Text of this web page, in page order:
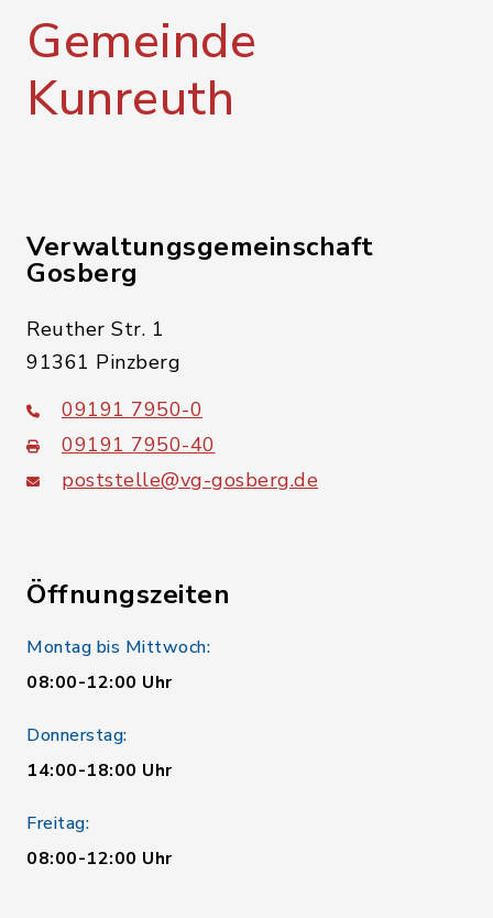
Gemeinde
Kunreuth
Verwaltungsgemeinschaft
Gosberg
Reuther Str. 1
91361 Pinzberg
09191 7950-0
09191 7950-40
poststelle@vg-gosberg.de
Öffnungszeiten
Montag bis Mittwoch:
08:00-12:00 Uhr
Donnerstag:
14:00-18:00 Uhr
Freitag:
08:00-12:00 Uhr